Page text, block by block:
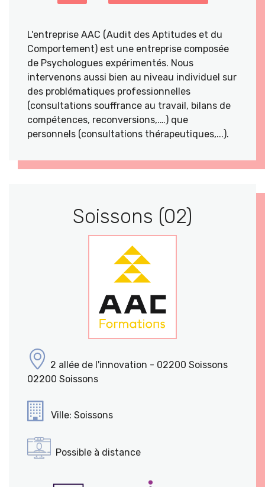
L'entreprise AAC (Audit des Aptitudes et du
Comportement) est une entreprise composée
de Psychologues expérimentés. Nous
intervenons aussi bien au niveau individuel sur
des problématiques professionnelles
(consultations souffrance au travail, bilans de
compétences, reconversions,.…) que
personnels (consultations thérapeutiques,...).
Soissons (02)
2 allée de l'innovation - 02200 Soissons
02200 Soissons
Ville: Soissons
Possible à distance